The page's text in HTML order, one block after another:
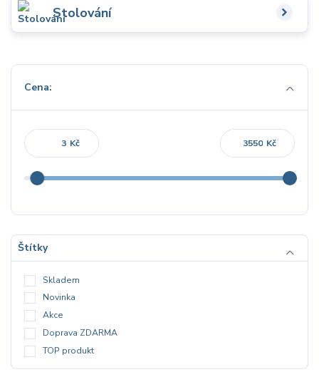
Stolování
Cena:
Kč Kč
Štítky
Skladem
Novinka
Akce
Doprava ZDARMA
TOP produkt